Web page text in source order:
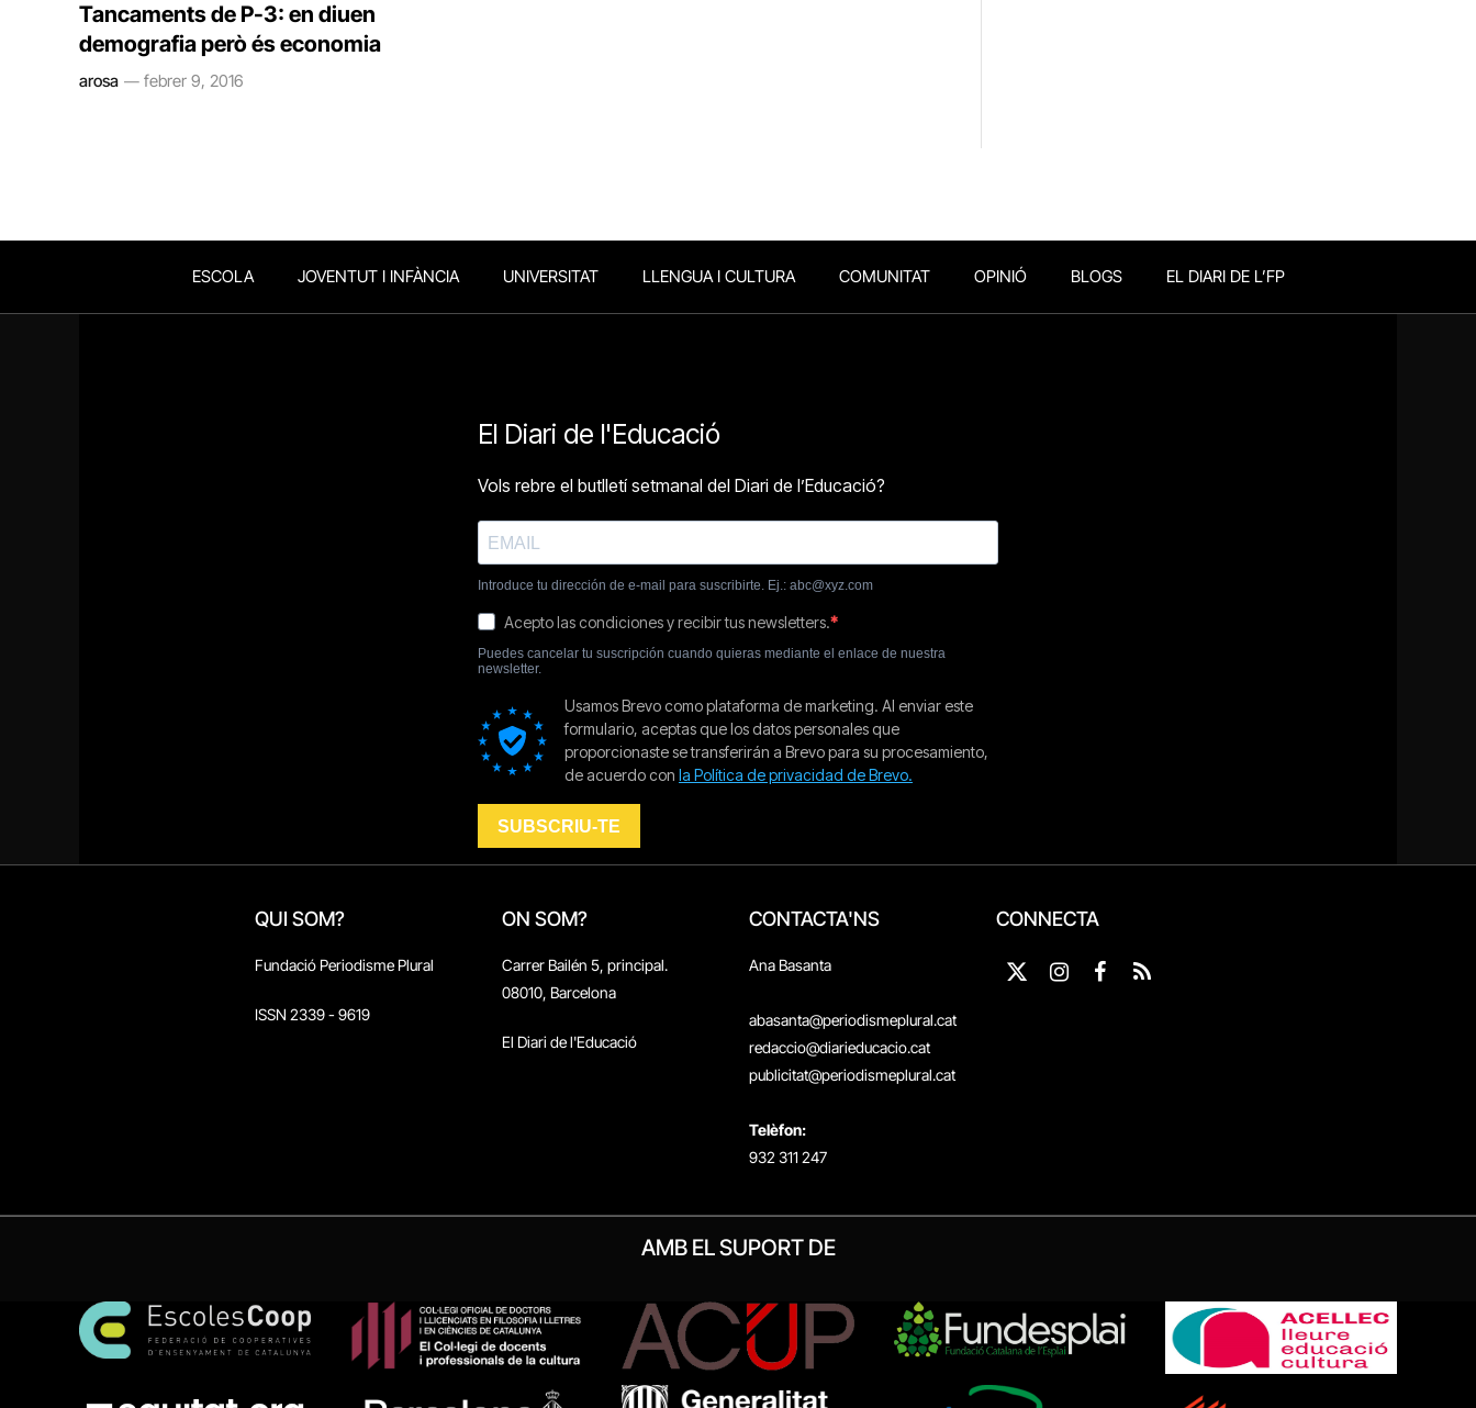
Tancaments de P-3: en diuen
demografia però és economia
arosa febrer 9, 2016
ESCOLA JOVENTUT I INFÀNCIA UNIVERSITAT LLENGUA I CULTURA COMUNITAT OPINIÓ BLOGS EL DIARI DE L’FP
QUI SOM?
Fundació Periodisme Plural
ISSN 2339 - 9619
ON SOM?
Carrer Bailén 5, principal.
08010, Barcelona
El Diari de l'Educació
CONTACTA'NS
Ana Basanta
abasanta@periodismeplural.cat
redaccio@diarieducacio.cat
publicitat@periodismeplural.cat
Telèfon:
932 311 247
CONNECTA
X
Instagram
Facebook
RSS
AMB EL SUPORT DE